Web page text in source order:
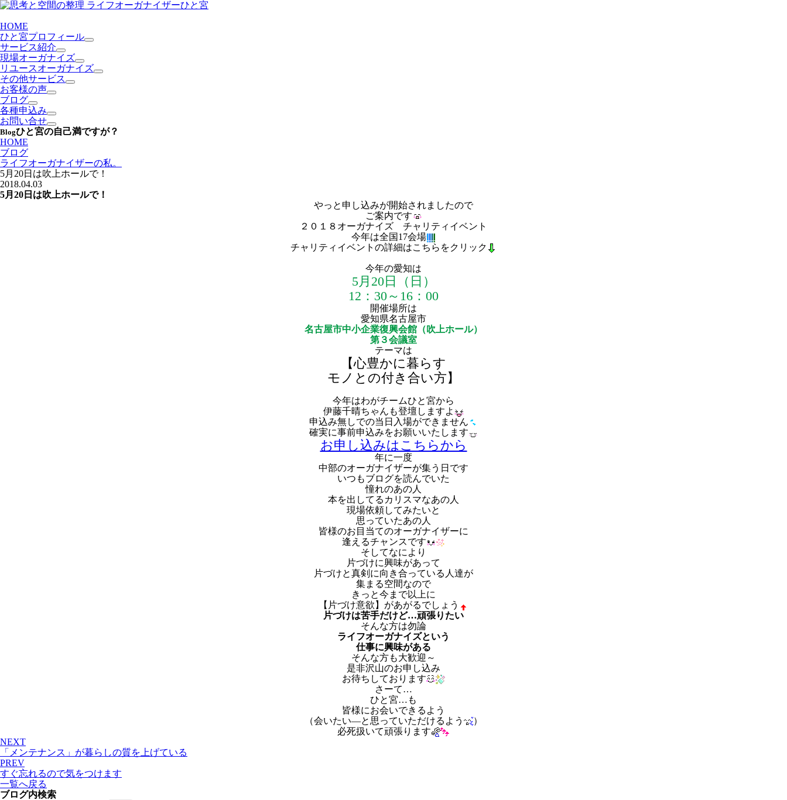
HOME
ひと宮プロフィール
サービス紹介
現場オーガナイズ
リユースオーガナイズ
その他サービス
お客様の声
ブログ
各種申込み
お問い合せ
Blogひと宮の自己満ですが？
HOME
ブログ
ライフオーガナイザーの私。
5月20日は吹上ホールで！
2018.04.03
5月20日は吹上ホールで！
やっと申し込みが開始されましたので
ご案内です
２０１８オーガナイズ チャリティイベント
今年は全国17会場
チャリティイベントの詳細はこちらをクリック
今年の愛知は
5月20日（日）
12：30～16：00
開催場所は
愛知県名古屋市
名古屋市中小企業復興会館 （吹上ホール）
第３会議室
テーマは
【心豊かに暮らす
モノとの付き合い方】
今年はわがチームひと宮から
伊藤千晴ちゃんも登壇しますよ
申込み無しでの当日入場ができません
確実に事前申込みをお願いいたします
お申し込みはこちらから
年に一度
中部のオーガナイザーが集う日です
いつもブログを読んでいた
憧れのあの人
本を出してるカリスマなあの人
現場依頼してみたいと
思っていたあの人
皆様のお目当てのオーガナイザーに
逢えるチャンスです
そしてなにより
片づけに興味があって
片づけと真剣に向き合っている人達が
集まる空間なので
きっと今まで以上に
【片づけ意欲】があがるでしょう
片づけは苦手だけど…頑張りたい
そんな方は勿論
ライフオーガナイズという
仕事に興味がある
そんな方も大歓迎～
是非沢山のお申し込み
お待ちしております
さーて…
ひと宮…も
皆様にお会いできるよう
（会いたい―と思っていただけるよう
）
必死扱いて頑張ります
NEXT
「メンテナンス」が暮らしの質を上げている
PREV
すぐ忘れるので気をつけます
一覧へ戻る
ブログ内検索